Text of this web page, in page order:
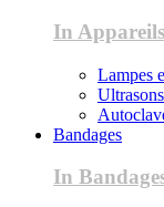
In Appareils
Lampes
Ultrasons
Bandages
In